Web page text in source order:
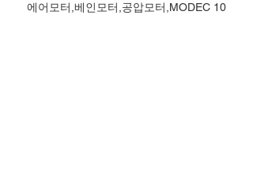
에어모터,베인모터,공압모터,MODEC 10